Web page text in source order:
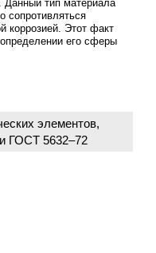
тип материала
сопротивляться
коррозией. Этот факт
его сферы
элементов,
ГОСТ 5632–72